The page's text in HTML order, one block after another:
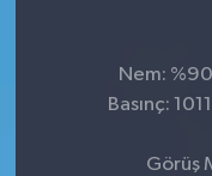
Nem:
Basınç:
Görüş